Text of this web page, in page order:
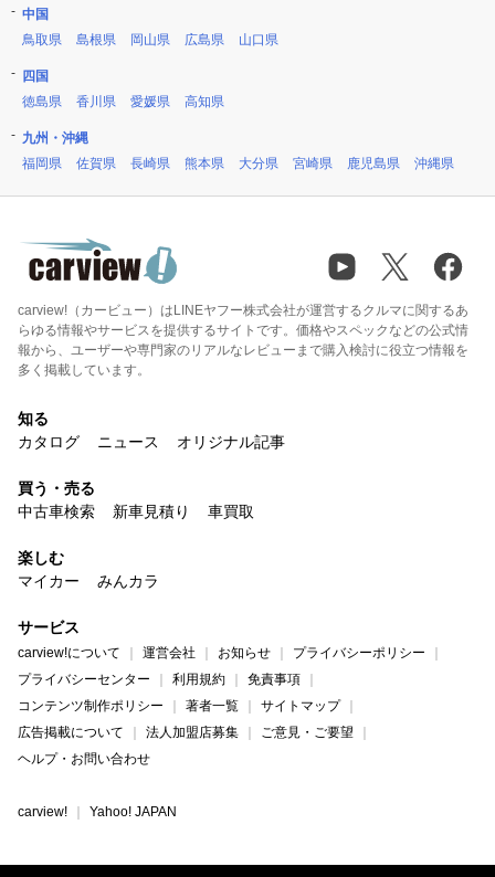
中国
鳥取県
島根県 岡山県 広島県 山口県
四国
徳島県
香川県 愛媛県 高知県
九州・沖縄
福岡県
佐賀県 長崎県 熊本県 大分県 宮崎県 鹿児島県 沖縄県
carview!（カービュー）はLINEヤフー株式会社が運営するクルマに関するあ
らゆる情報やサービスを提供するサイトです。価格やスペックなどの公式情
報から、ユーザーや専門家のリアルなレビューまで購入検討に役立つ情報を
多く掲載しています。
知る
カタログ
ニュース オリジナル記事
買う・売る
中古車検索
新車見積り 車買取
楽しむ
マイカー
みんカラ
サービス
carview!について 運営会社 お知らせ
プライバシーポリシー
プライバシーセンター
利用規約
免責事項
コンテンツ制作ポリシー
著者一覧
サイトマップ
広告掲載について
法人加盟店募集
ご意見・ご要望
ヘルプ・お問い合わせ
carview! Yahoo! JAPAN